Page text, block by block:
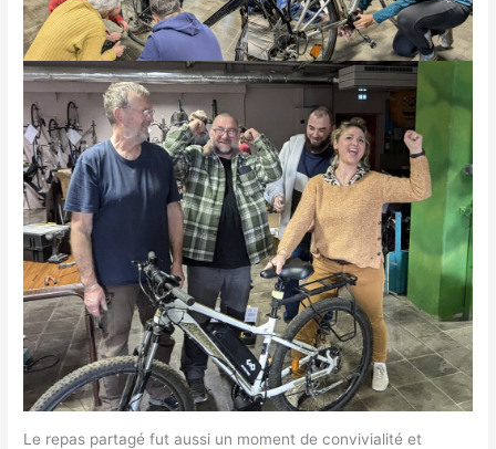
Le repas partagé fut aussi un moment de convivialité et